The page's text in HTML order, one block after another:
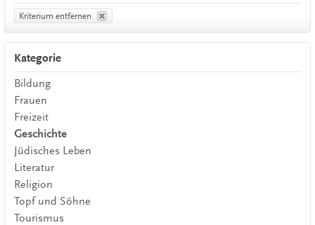
Kriterium entfernen
Kategorie
Bildung
Frauen
Freizeit
Geschichte
Jüdisches Leben
Literatur
Religion
Topf und Söhne
Tourismus